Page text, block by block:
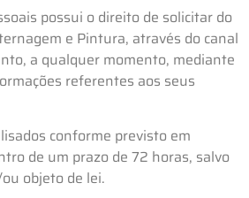
possui o direito de solicitar do
e Pintura, através do canal
a qualquer momento, mediante
referentes aos seus
conforme previsto em
de um prazo de 72 horas, salvo
objeto de lei.